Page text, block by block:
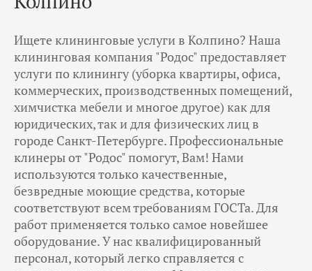
Ищете клининговые услуги в Колпино? Наша
клининговая компания "Родос" предоставляет
услуги по клинингу (уборка квартиры, офиса,
коммерческих, производственных помещений,
химчистка мебели и многое другое) как для
юридических, так и для физических лиц в
городе Санкт-Петербурге. Профессиональные
клинеры от "Родос" помогут, Вам! Нами
используются только качественные,
безвредные моющие средства, которые
соответствуют всем требованиям ГОСТа. Для
работ применяется только самое новейшее
оборудование. У нас квалифицированный
персонал, который легко справляется с